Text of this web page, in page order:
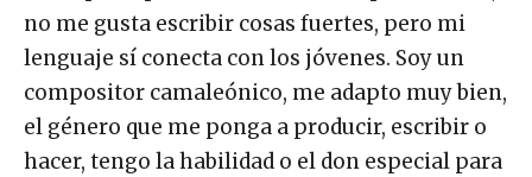
no me gusta escribir cosas fuertes, pero mi
lenguaje sí conecta con los jóvenes. Soy un
compositor camaleónico, me adapto muy bien,
el género que me ponga a producir, escribir o
hacer, tengo la habilidad o el don especial para